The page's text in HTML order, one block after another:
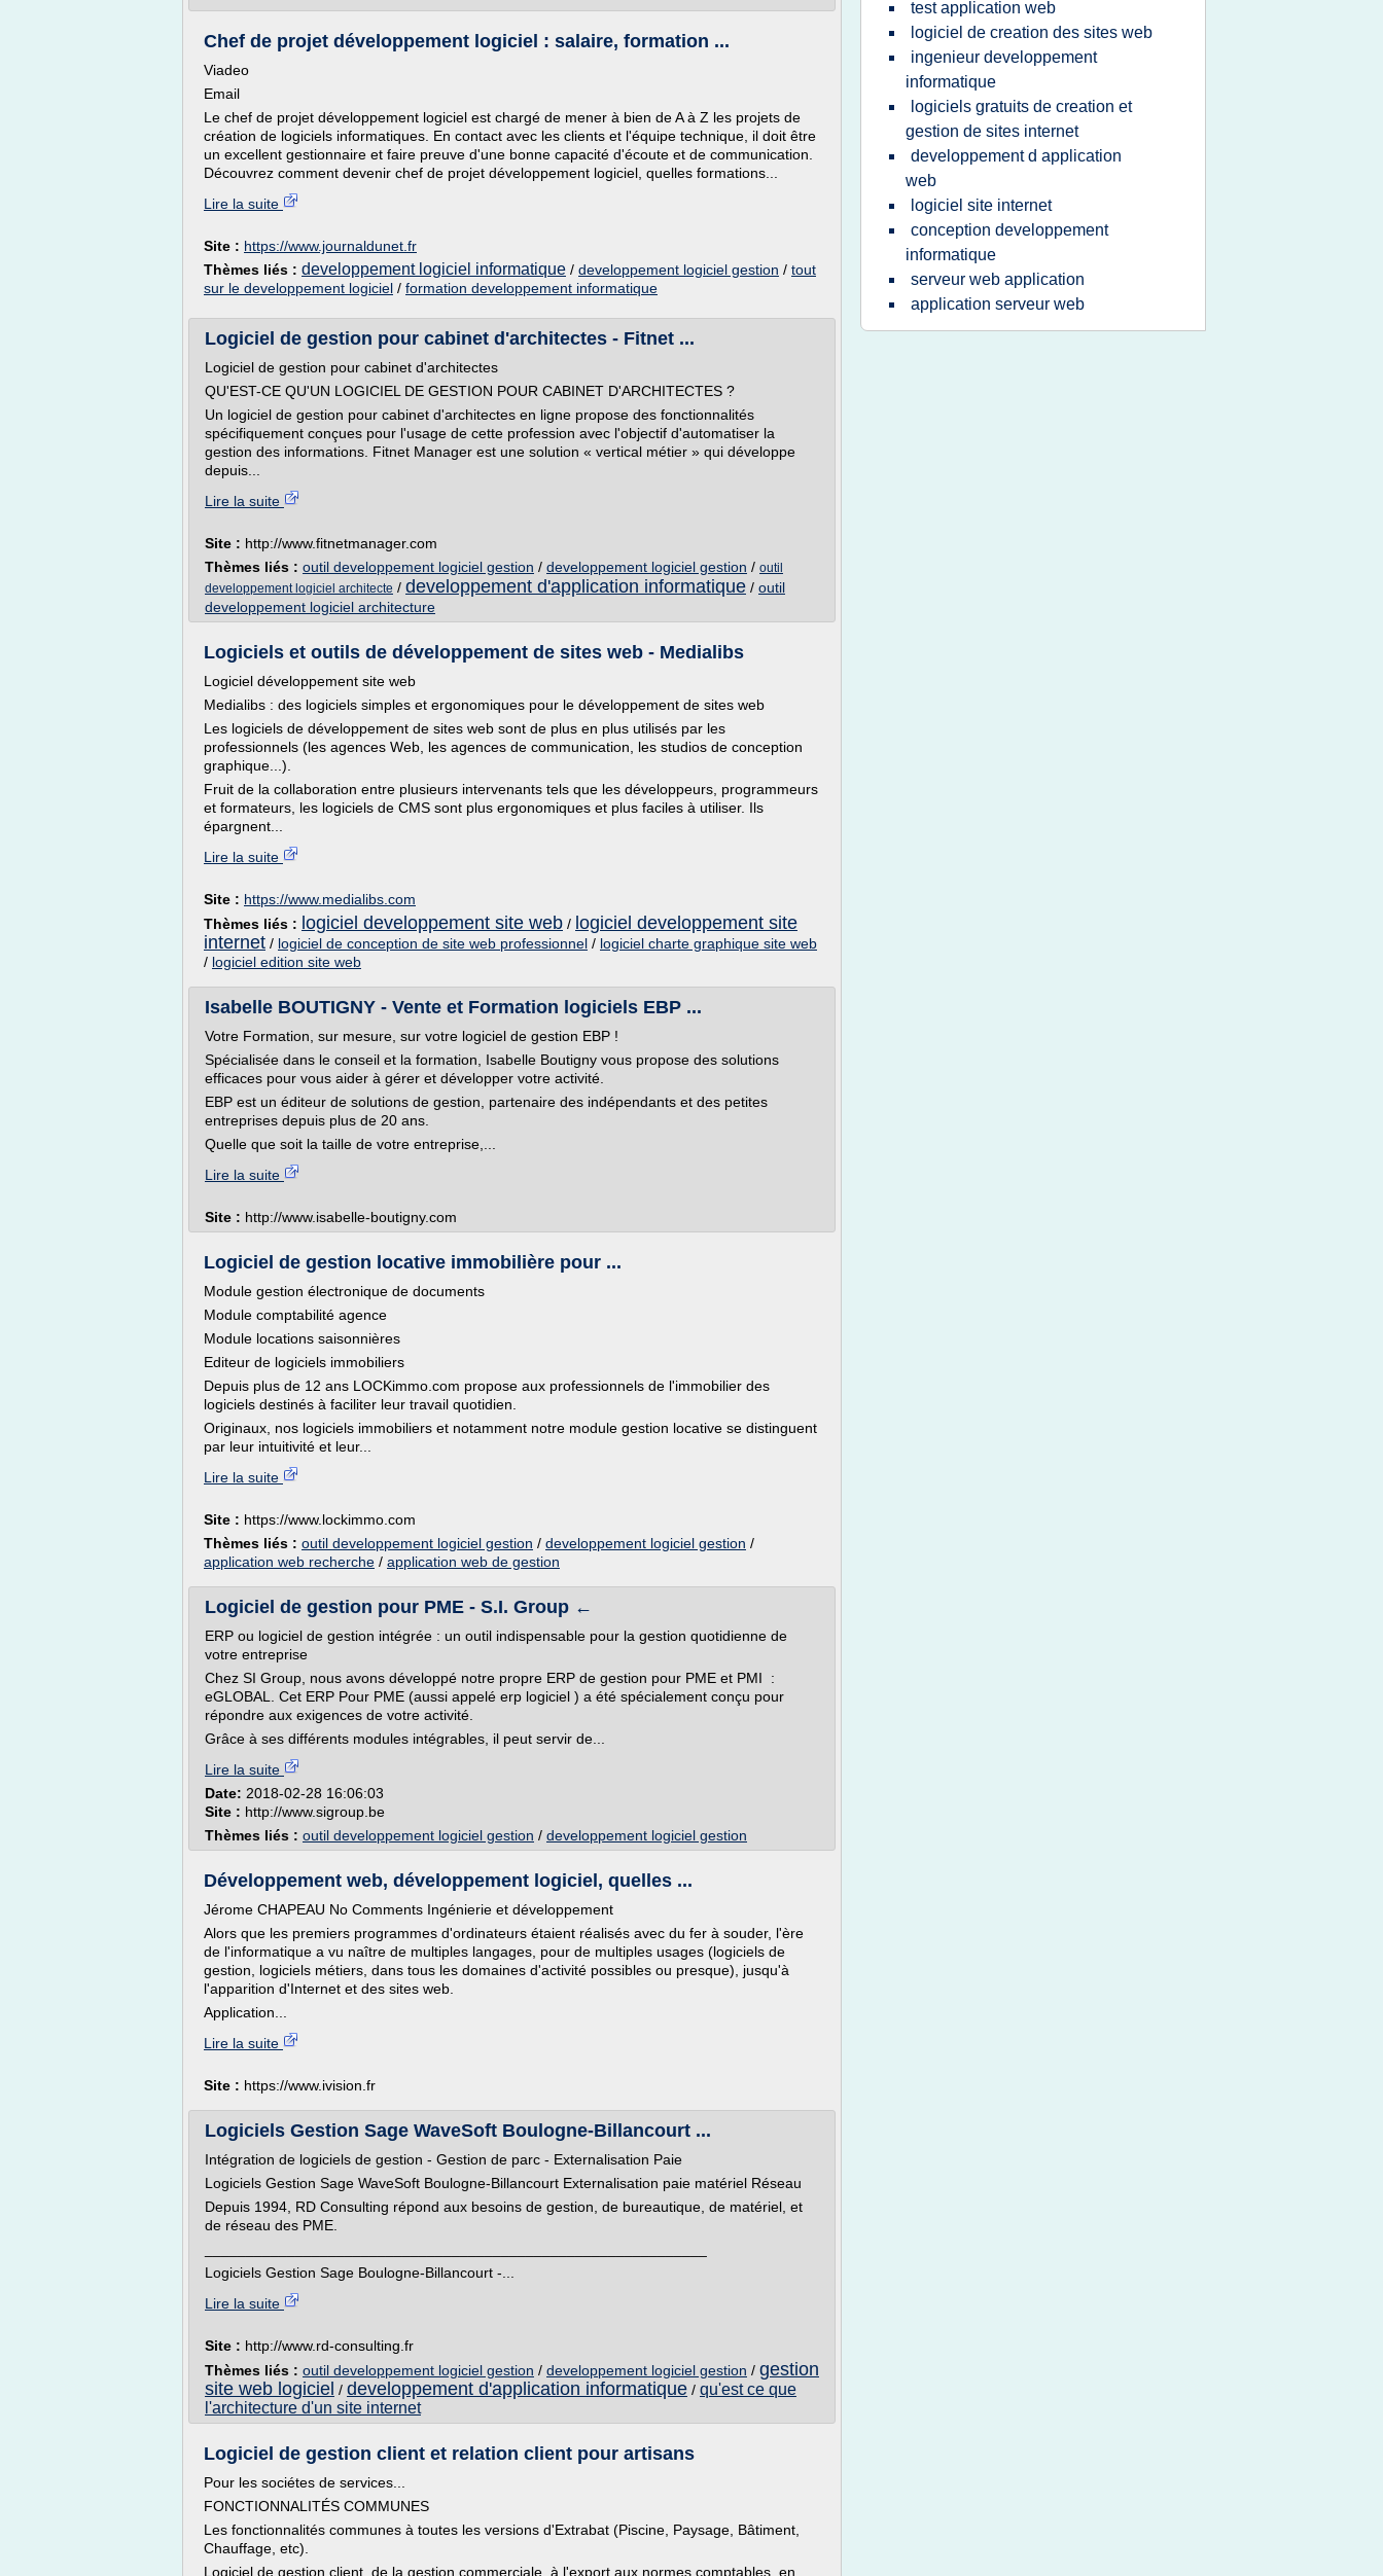
Chef de projet développement logiciel : salaire, formation ...
Viadeo
Email
Le chef de projet développement logiciel est chargé de mener à bien de A à Z les projets de
création de logiciels informatiques. En contact avec les clients et l'équipe technique, il doit être
un excellent gestionnaire et faire preuve d'une bonne capacité d'écoute et de communication.
Découvrez comment devenir chef de projet développement logiciel, quelles formations...
Lire la suite
Site : https://www.journaldunet.fr
Thèmes liés : developpement logiciel informatique / developpement logiciel gestion / tout
sur le developpement logiciel / formation developpement informatique
Logiciel de gestion pour cabinet d'architectes - Fitnet ...
Logiciel de gestion pour cabinet d'architectes
QU'EST-CE QU'UN LOGICIEL DE GESTION POUR CABINET D'ARCHITECTES ?
Un logiciel de gestion pour cabinet d'architectes en ligne propose des fonctionnalités
spécifiquement conçues pour l'usage de cette profession avec l'objectif d'automatiser la
gestion des informations. Fitnet Manager est une solution « vertical métier » qui développe
depuis...
Lire la suite
Site : http://www.fitnetmanager.com
Thèmes liés : outil developpement logiciel gestion / developpement logiciel gestion / outil
developpement logiciel architecte / developpement d'application informatique / outil
developpement logiciel architecture
Logiciels et outils de développement de sites web - Medialibs
Logiciel développement site web
Medialibs : des logiciels simples et ergonomiques pour le développement de sites web
Les logiciels de développement de sites web sont de plus en plus utilisés par les
professionnels (les agences Web, les agences de communication, les studios de conception
graphique...).
Fruit de la collaboration entre plusieurs intervenants tels que les développeurs, programmeurs
et formateurs, les logiciels de CMS sont plus ergonomiques et plus faciles à utiliser. Ils
épargnent...
Lire la suite
Site : https://www.medialibs.com
Thèmes liés : logiciel developpement site web / logiciel developpement site
internet / logiciel de conception de site web professionnel / logiciel charte graphique site web
/ logiciel edition site web
Isabelle BOUTIGNY - Vente et Formation logiciels EBP ...
Votre Formation, sur mesure, sur votre logiciel de gestion EBP !
Spécialisée dans le conseil et la formation, Isabelle Boutigny vous propose des solutions
efficaces pour vous aider à gérer et développer votre activité.
EBP est un éditeur de solutions de gestion, partenaire des indépendants et des petites
entreprises depuis plus de 20 ans.
Quelle que soit la taille de votre entreprise,...
Lire la suite
Site : http://www.isabelle-boutigny.com
Logiciel de gestion locative immobilière pour ...
Module gestion électronique de documents
Module comptabilité agence
Module locations saisonnières
Editeur de logiciels immobiliers
Depuis plus de 12 ans LOCKimmo.com propose aux professionnels de l'immobilier des
logiciels destinés à faciliter leur travail quotidien.
Originaux, nos logiciels immobiliers et notamment notre module gestion locative se distinguent
par leur intuitivité et leur...
Lire la suite
Site : https://www.lockimmo.com
Thèmes liés : outil developpement logiciel gestion / developpement logiciel gestion /
application web recherche / application web de gestion
Logiciel de gestion pour PME - S.I. Group ←
ERP ou logiciel de gestion intégrée : un outil indispensable pour la gestion quotidienne de
votre entreprise
Chez SI Group, nous avons développé notre propre ERP de gestion pour PME et PMI :
eGLOBAL. Cet ERP Pour PME (aussi appelé erp logiciel ) a été spécialement conçu pour
répondre aux exigences de votre activité.
Grâce à ses différents modules intégrables, il peut servir de...
Lire la suite
Date: 2018-02-28 16:06:03
Site : http://www.sigroup.be
Thèmes liés : outil developpement logiciel gestion / developpement logiciel gestion
Développement web, développement logiciel, quelles ...
Jérome CHAPEAU No Comments Ingénierie et développement
Alors que les premiers programmes d'ordinateurs étaient réalisés avec du fer à souder, l'ère
de l'informatique a vu naître de multiples langages, pour de multiples usages (logiciels de
gestion, logiciels métiers, dans tous les domaines d'activité possibles ou presque), jusqu'à
l'apparition d'Internet et des sites web.
Application...
Lire la suite
Site : https://www.ivision.fr
Logiciels Gestion Sage WaveSoft Boulogne-Billancourt ...
Intégration de logiciels de gestion - Gestion de parc - Externalisation Paie
Logiciels Gestion Sage WaveSoft Boulogne-Billancourt Externalisation paie matériel Réseau
Depuis 1994, RD Consulting répond aux besoins de gestion, de bureautique, de matériel, et
de réseau des PME.
Logiciels Gestion Sage Boulogne-Billancourt -...
Lire la suite
Site : http://www.rd-consulting.fr
Thèmes liés : outil developpement logiciel gestion / developpement logiciel gestion / gestion
site web logiciel / developpement d'application informatique / qu'est ce que
l'architecture d'un site internet
Logiciel de gestion client et relation client pour artisans
Pour les sociétes de services...
FONCTIONNALITÉS COMMUNES
Les fonctionnalités communes à toutes les versions d'Extrabat (Piscine, Paysage, Bâtiment,
Chauffage, etc).
Logiciel de gestion client, de la gestion commerciale, à l'export aux normes comptables, en
test application web
logiciel de creation des sites web
ingenieur developpement
informatique
logiciels gratuits de creation et
gestion de sites internet
developpement d application
web
logiciel site internet
conception developpement
informatique
serveur web application
application serveur web